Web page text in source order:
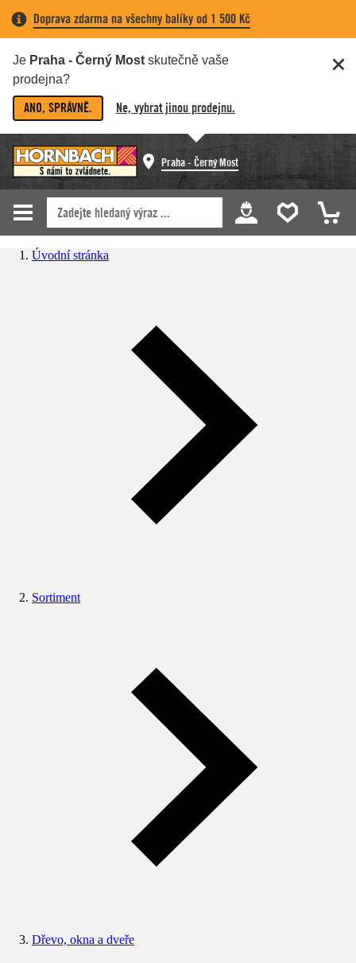
Doprava zdarma na všechny balíky od 1 500 Kč
Je Praha - Černý Most skutečně vaše
prodejna?
ANO, SPRÁVNĚ. Ne, vybrat jinou prodejnu.
Praha - Černý Most
Úvodní stránka
Sortiment
Dřevo, okna a dveře